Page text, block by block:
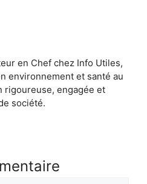
en Chef chez Info Utiles,
environnement et santé au
rigoureuse, engagée et
société.